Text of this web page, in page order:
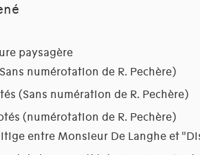
paysagère
numérotation de R. Pechère)
(Sans numération de R. Pechère)
(numérotation de R. Pechère)
entre Monsieur De Langhe et